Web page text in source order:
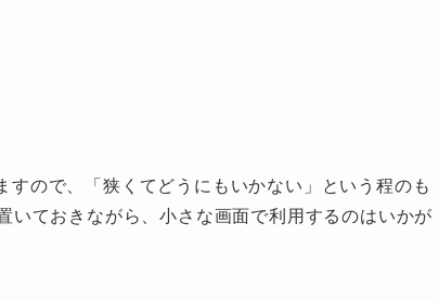
ので、「狭くてどうにもいかない」という程のも
ておきながら、小さな画面で利用するのはいかが